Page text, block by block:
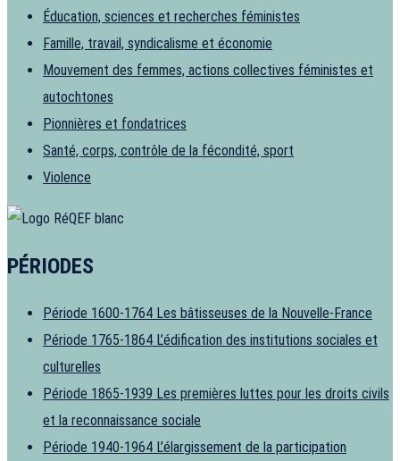
Éducation, sciences et recherches féministes
Famille, travail, syndicalisme et économie
Mouvement des femmes, actions collectives féministes et
autochtones
Pionnières et fondatrices
Santé, corps, contrôle de la fécondité, sport
Violence
PÉRIODES
Période 1600-1764 Les bâtisseuses de la Nouvelle-France
Période 1765-1864 L’édification des institutions sociales et
culturelles
Période 1865-1939 Les premières luttes pour les droits civils
et la reconnaissance sociale
Période 1940-1964 L’élargissement de la participation